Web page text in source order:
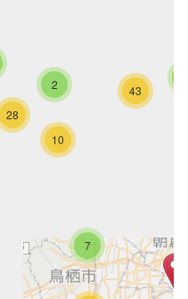
2
43
7
10
28